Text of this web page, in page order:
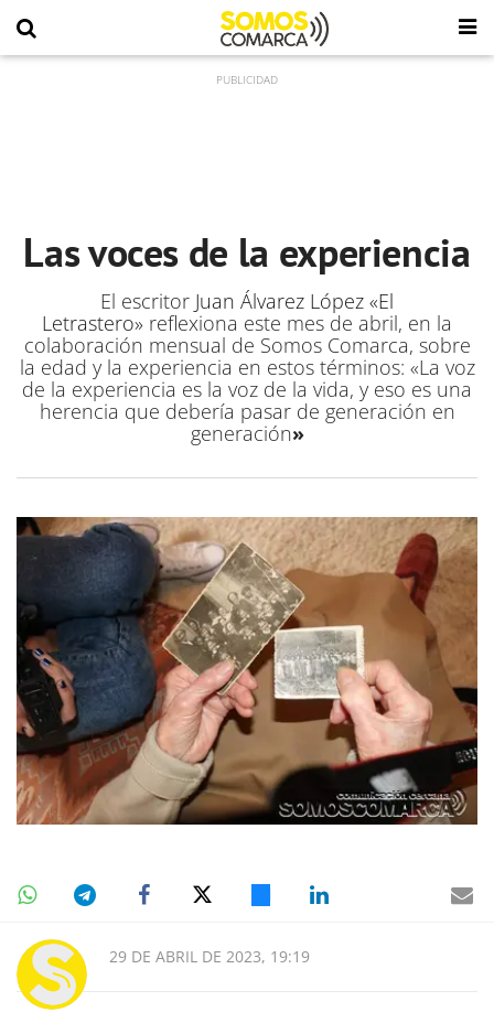
Las voces de la experiencia
El escritor Juan Álvarez López «El
Letrastero» reflexiona este mes de abril, en la
colaboración mensual de Somos Comarca, sobre
la edad y la experiencia en estos términos: «La voz
de la experiencia es la voz de la vida, y eso es una
herencia que debería pasar de generación en
generación»
29 DE ABRIL DE 2023, 19:19